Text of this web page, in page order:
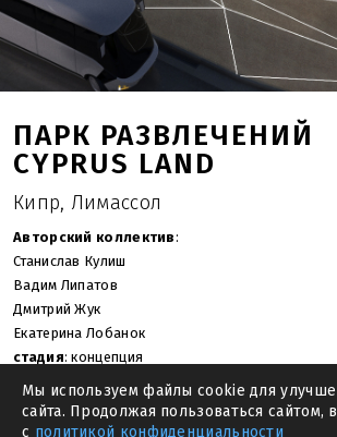
ПАРК РАЗВЛЕЧЕНИЙ
CYPRUS LAND
Кипр, Лимассол
Авторский коллектив:
Станислав Кулиш
Вадим Липатов
Дмитрий Жук
Екатерина Лобанок
стадия: концепция
год
площадь застройки: 2 124.0 м.кв.
общая площадь: 1 670.0 м.кв.
Мы используем файлы cookie для
сайта. Продолжая пользоваться сайтом,
с политикой конфиденциальности